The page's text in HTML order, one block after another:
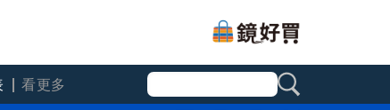
看更多